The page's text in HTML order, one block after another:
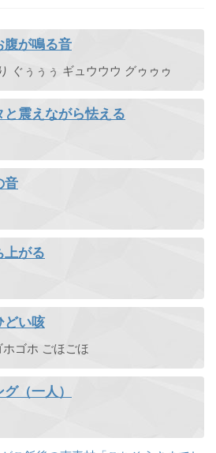
腹が鳴る音
ぐぅぅぅ ギュウウウ グゥゥゥ
と震えながら怯える
音
上がる
どい咳
ゴホ ごほごほ
（一人）